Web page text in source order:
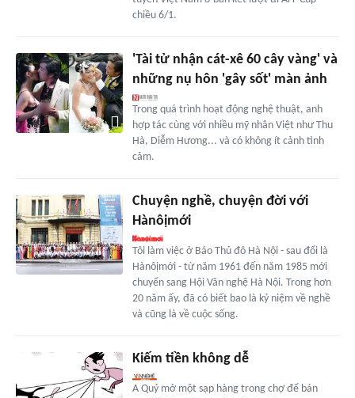
chiều 6/1.
'Tài tử nhận cát-xê 60 cây vàng' và
những nụ hôn 'gây sốt' màn ảnh
Trong quá trình hoạt động nghệ thuật, anh
hợp tác cùng với nhiều mỹ nhân Việt như Thu
Hà, Diễm Hương... và có không ít cảnh tình
cảm.
Chuyện nghề, chuyện đời với
Hànôịmới
Tôi làm việc ở Báo Thủ đô Hà Nội - sau đổi là
Hànôịmới - từ năm 1961 đến năm 1985 mới
chuyển sang Hội Văn nghệ Hà Nội. Trong hơn
20 năm ấy, đã có biết bao là kỷ niệm về nghề
và cũng là về cuộc sống.
Kiếm tiền không dễ
A Quý mở một sạp hàng trong chợ để bán